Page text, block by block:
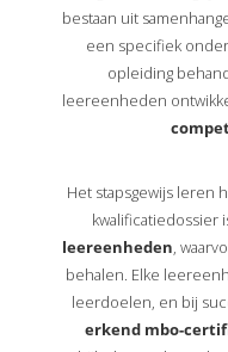
bestaan uit
een specifiek
opleiding
leereenheden
Het stapsgewijs leren
kwalificatiedossier
leereenheden,
behalen. Elke
leerdoelen, en bij
erkend mbo-